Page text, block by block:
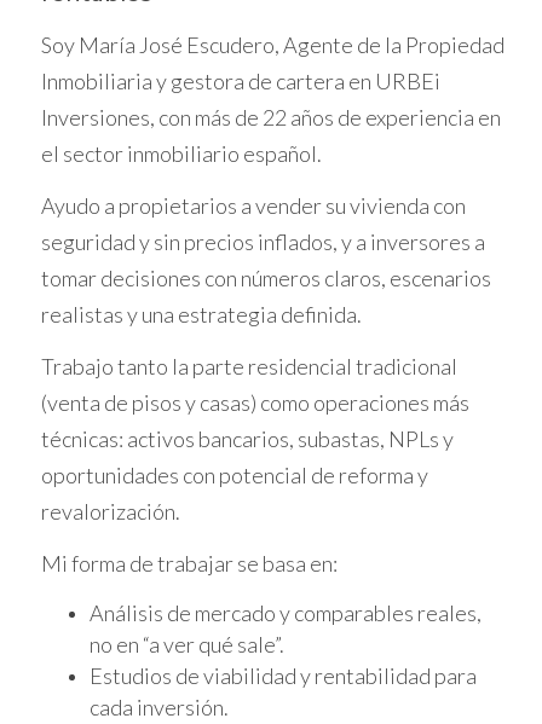
comprador potencial. En lugar de rechazarla
inmediatamente, Ana decidió investigar las
razones detrás de la oferta. Al comunicarse
con el comprador, descubrió que él estaba
buscando una propiedad para reformar y
tenía un presupuesto limitado debido a su
situación financiera. Ana consideró esta
información y decidió negociar. Ofreció una
un cierre rápido, lo que benefició a ambas
partes. Esta experiencia le enseñó a Ana que
las ofertas "a la baja" pueden abrir la puerta a
negociaciones creativas y soluciones
mutuamente beneficiosas.
CASO DE ESTUDIO 2: EL
JUEGO DE LA
NEGOCIACIÓN
Soy María José Escudero, Agente de la Propiedad
Inmobiliaria y gestora de cartera en URBEi
Inversiones, con más de 22 años de experiencia en
el sector inmobiliario español.
Ayudo a propietarios a vender su vivienda con
seguridad y sin precios inflados, y a inversores a
tomar decisiones con números claros, escenarios
realistas y una estrategia definida.
Trabajo tanto la parte residencial tradicional
(venta de pisos y casas) como operaciones más
técnicas: activos bancarios, subastas, NPLs y
oportunidades con potencial de reforma y
revalorización.
Mi forma de trabajar se basa en:
Análisis de mercado y comparables reales,
no en “a ver qué sale”.
Estudios de viabilidad y rentabilidad para
cada inversión.